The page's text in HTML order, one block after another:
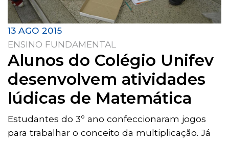
13 AGO 2015
ENSINO FUNDAMENTAL
Alunos do Colégio Unifev
desenvolvem atividades
lúdicas de Matemática
Estudantes do 3º ano confeccionaram jogos
para trabalhar o conceito da multiplicação. Já